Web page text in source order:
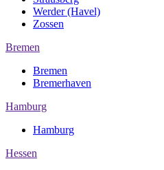
Werder (Havel)
Zossen
Bremen
Bremen
Bremerhaven
Hamburg
Hamburg
Hessen